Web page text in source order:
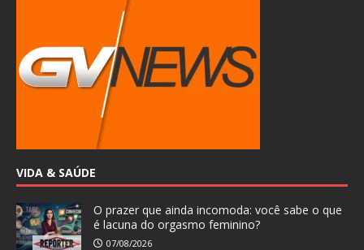
VIDA & SAÚDE
O prazer que ainda incomoda: você sabe o que
é lacuna do orgasmo feminino?
07/08/2026